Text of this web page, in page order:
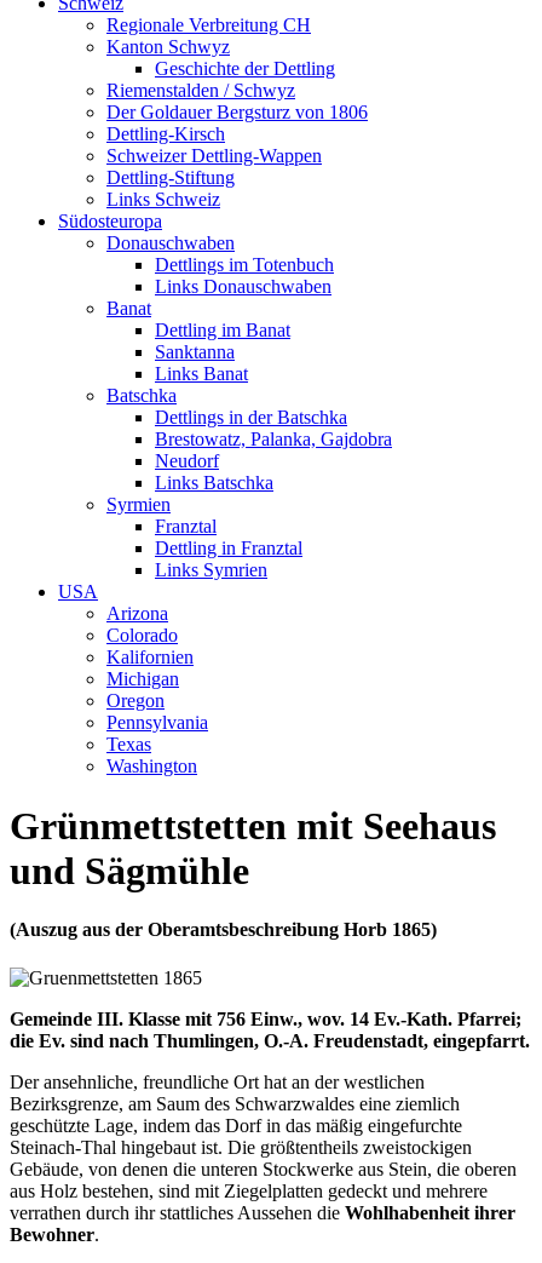
Regionale Verbreitung CH
Kanton Schwyz
Geschichte der Dettling
Riemenstalden / Schwyz
Der Goldauer Bergsturz von 1806
Dettling-Kirsch
Schweizer Dettling-Wappen
Dettling-Stiftung
Links Schweiz
Südosteuropa
Donauschwaben
Dettlings im Totenbuch
Links Donauschwaben
Banat
Dettling im Banat
Sanktanna
Links Banat
Batschka
Dettlings in der Batschka
Brestowatz, Palanka, Gajdobra
Neudorf
Links Batschka
Syrmien
Franztal
Dettling in Franztal
Links Symrien
USA
Arizona
Colorado
Kalifornien
Michigan
Oregon
Pennsylvania
Texas
Washington
Grünmettstetten mit Seehaus
und Sägmühle
(Auszug aus der Oberamtsbeschreibung Horb 1865)
Gemeinde III. Klasse mit 756 Einw., wov. 14 Ev.-Kath. Pfarrei;
die Ev. sind nach Thumlingen, O.-A. Freudenstadt, eingepfarrt.
Der ansehnliche, freundliche Ort hat an der westlichen
Bezirksgrenze, am Saum des Schwarzwaldes eine ziemlich
geschützte Lage, indem das Dorf in das mäßig eingefurchte
Steinach-Thal hingebaut ist. Die größtentheils zweistockigen
Gebäude, von denen die unteren Stockwerke aus Stein, die oberen
aus Holz bestehen, sind mit Ziegelplatten gedeckt und mehrere
verrathen durch ihr stattliches Aussehen die Wohlhabenheit ihrer
Bewohner.